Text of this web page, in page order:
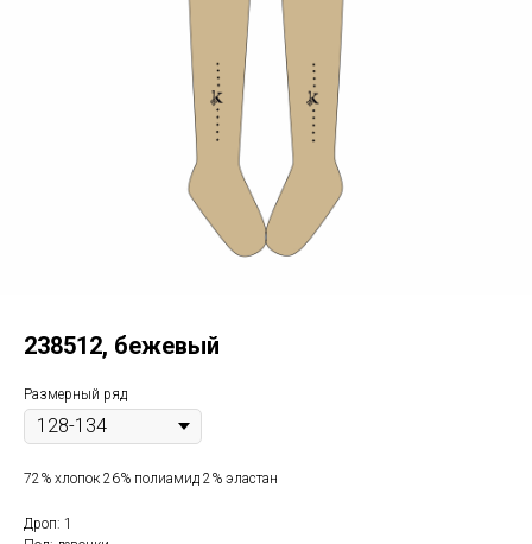
238512, бежевый
Размерный ряд
72% хлопок 26% полиамид 2% эластан
Дроп: 1